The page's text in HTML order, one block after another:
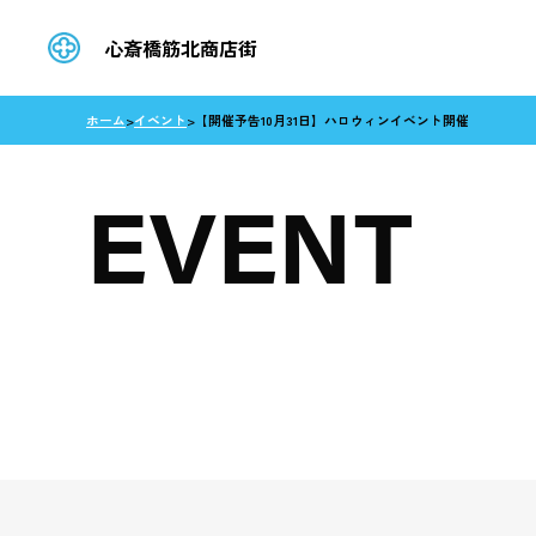
心斎橋筋北商店街
ホーム>イベント > 【開催予告10月31日】ハロウィンイベント開催
EVENT